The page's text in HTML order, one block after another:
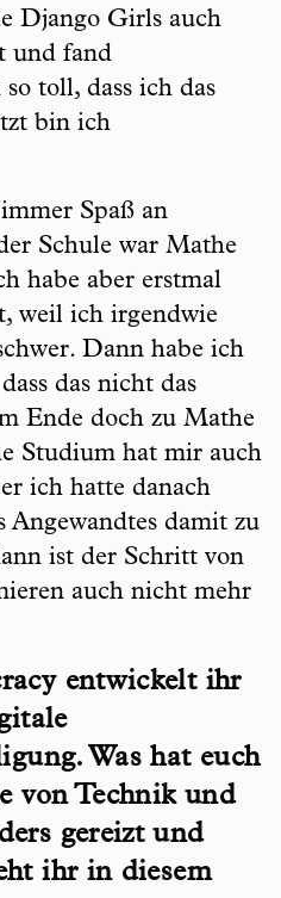
Django Girls auch
und fand
toll, dass ich das
bin ich
Spaß an
Schule war Mathe
habe aber erstmal
weil ich irgendwie
Dann habe ich
das nicht das
Ende doch zu Mathe
Studium hat mir auch
ich hatte danach
Angewandtes damit zu
ist der Schritt von
auch nicht mehr
entwickelt ihr
Was hat euch
von Technik und
gereizt und
ihr in diesem